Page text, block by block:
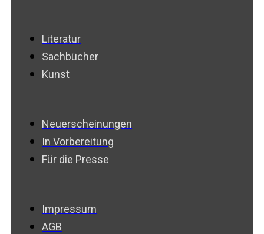
Literatur
Sachbücher
Kunst
Neuerscheinungen
In Vorbereitung
Für die Presse
Impressum
AGB